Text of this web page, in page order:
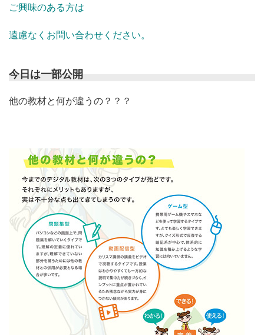
ご興味のある方は
遠慮なくお問い合わせください。
今日は一部公開
他の教材と何が違うの？？？